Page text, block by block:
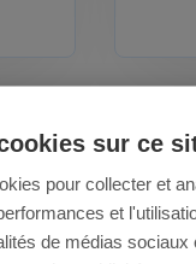
aux
sur ce
pour collecter et
et
de médias sociaux